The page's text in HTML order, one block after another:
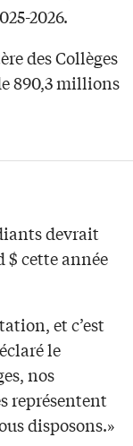
2026.
des Collèges
890,3 millions
devrait
$ cette année
et c’est
le
nos
représentent
disposons.»